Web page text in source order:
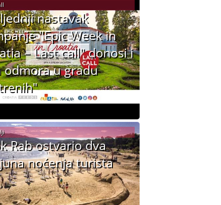
nastavak
"Epic Week in
– Last call" donosi i
odmora u gradu
Rab ostvario dva
noćenja turista